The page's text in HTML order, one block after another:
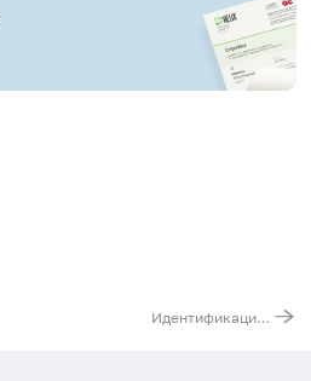
Идентификация маркерной хромосомы методом FISH